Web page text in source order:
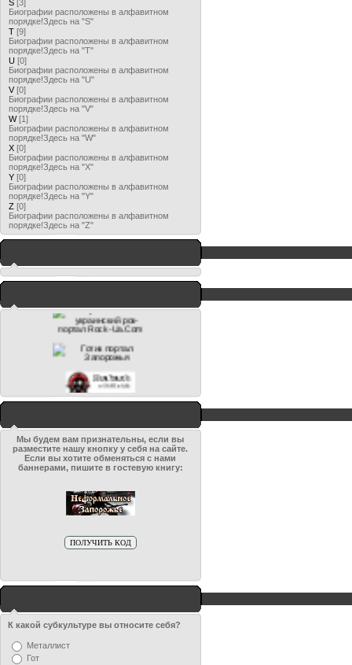
S [3]
Биографии расположены в алфавитном
порядке!Здесь на "S"
T [9]
Биографии расположены в алфавитном
порядке!Здесь на "T"
U [0]
Биографии расположены в алфавитном
порядке!Здесь на "U"
V [0]
Биографии расположены в алфавитном
порядке!Здесь на "V"
W [1]
Биографии расположены в алфавитном
порядке!Здесь на "W"
X [0]
Биографии расположены в алфавитном
порядке!Здесь на "X"
Y [0]
Биографии расположены в алфавитном
порядке!Здесь на "Y"
Z [0]
Биографии расположены в алфавитном
порядке!Здесь на "Z"
Мы будем вам признательны, если вы
разместите нашу кнопку у себя на сайте.
Если вы хотите обменяться с нами
баннерами, пишите в гостевую книгу:
К какой субкультуре вы относите себя?
Металлист
Гот